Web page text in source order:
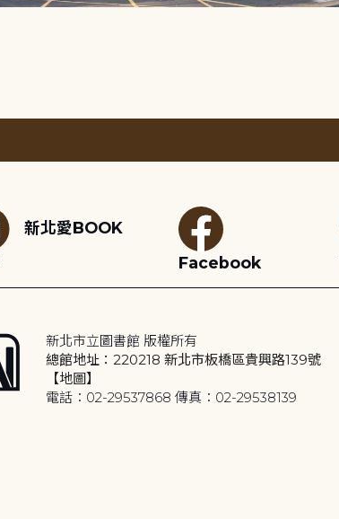
新北愛BOOK
Facebook
新北市立圖書館 版權所有
總館地址：220218 新北市板橋區貴興路139號
【地圖】
電話：02-29537868 傳真：02-29538139